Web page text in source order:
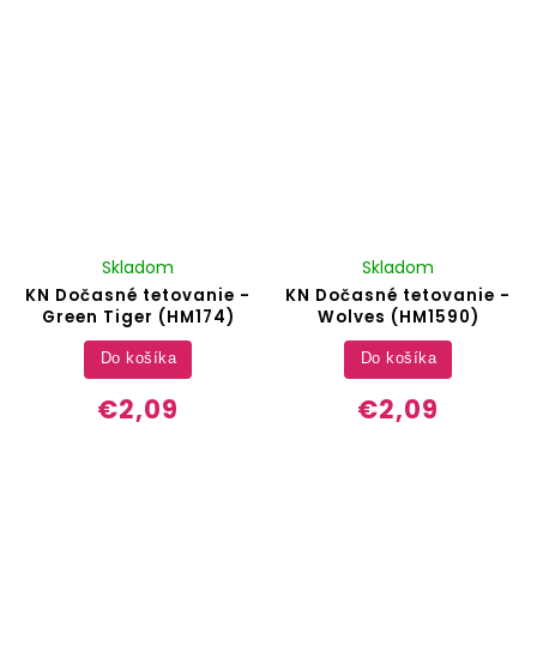
KN Dočasné tetovanie -
Green Tiger (HM174)
Skladom
€2,09
Do košíka
KN Dočasné tetovanie -
Wolves (HM1590)
Skladom
€2,09
Do košíka